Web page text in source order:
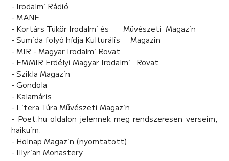
- Irodalmi Rádió
- MANE
- Kortárs Tükör Irodalmi és Művészeti Magazin
- Sumida folyó hídja Kulturális Magazin
- MIR - Magyar Irodalmi Rovat
- EMMIR Erdélyi Magyar Irodalmi Rovat
- Szikla Magazin
- Gondola
- Kalamáris
- Litera Túra Művészeti Magazin
- Poet.hu oldalon jelennek meg rendszeresen verseim,
haikuim.
- Holnap Magazin (nyomtatott)
- Illyrian Monastery